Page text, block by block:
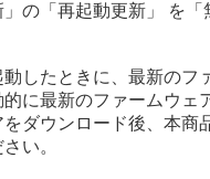
の「再起動更新」 を「
したときに、最新のフ
に最新のファームウェ
ダウンロード後、本商
い。